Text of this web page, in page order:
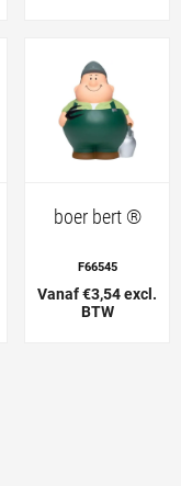
boer bert ®
F66545
Vanaf €3,54 excl.
BTW